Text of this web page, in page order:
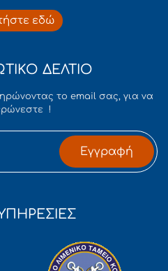
εδώ
ΔΕΛΤΙΟ
το email σας, για να
!
Εγγραφή